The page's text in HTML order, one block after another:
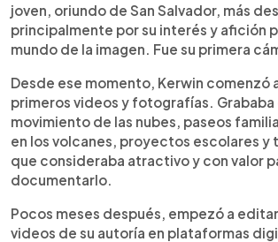
joven, oriundo de San Salvador, más
principalmente por su interés y afición
mundo de la imagen. Fue su primera
Desde ese momento, Kerwin comenzó
primeros videos y fotografías.
movimiento de las nubes, paseos
en los volcanes, proyectos escolares y
que consideraba atractivo y con valor
documentarlo.
Pocos meses después, empezó a
videos de su autoría en plataformas